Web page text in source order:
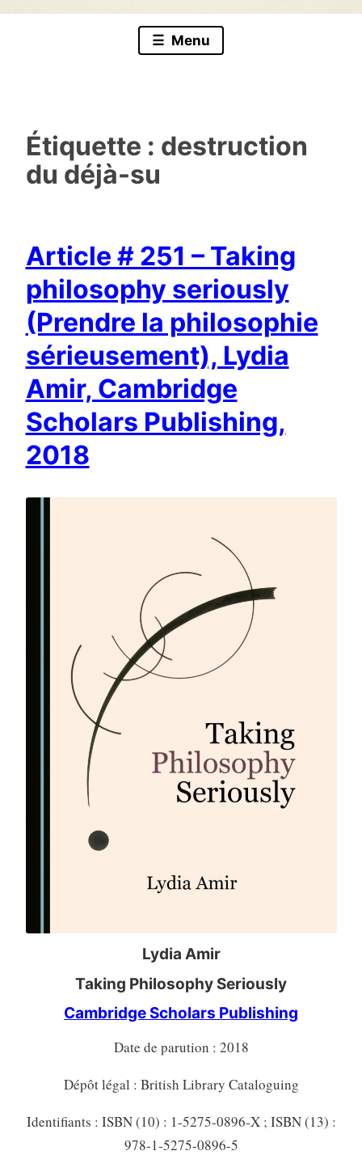
content
Menu
Étiquette : destruction
du déjà-su
Article # 251 – Taking
philosophy seriously
(Prendre la philosophie
sérieusement), Lydia
Amir, Cambridge
Scholars Publishing,
2018
Lydia Amir
Taking Philosophy Seriously
Cambridge Scholars Publishing
Date de parution : 2018
Dépôt légal : British Library Cataloguing
Identifiants : ISBN (10) : 1-5275-0896-X ; ISBN (13) :
978-1-5275-0896-5